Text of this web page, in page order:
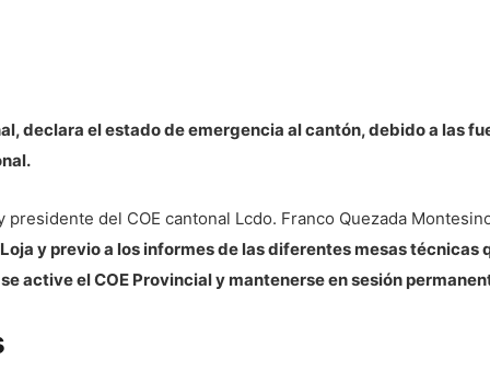
declara el estado de emergencia al cantón, debido a las
del COE cantonal Lcdo. Franco Quezada
y previo a los informes de las diferentes mesas técnicas
active el COE Provincial y mantenerse en sesión